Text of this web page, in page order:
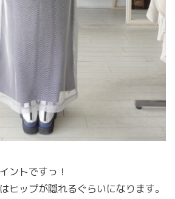
ントですっ！
ヒップが隠れるぐらいになります。